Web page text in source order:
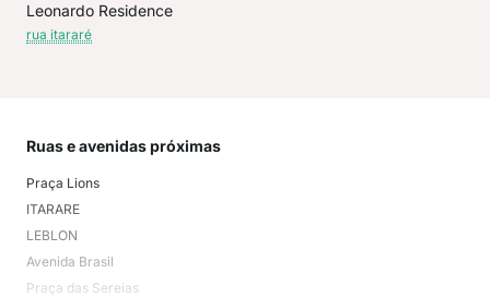
Leonardo Residence
rua itararé
Ruas e avenidas próximas
Praça Lions
ITARARE
LEBLON
Avenida Brasil
Praça das Sereias